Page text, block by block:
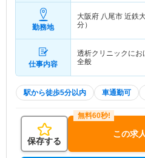
勤務地
大阪府 八尾市 近鉄
分）
仕事内容
透析クリニックに
全般
駅から徒歩5分以内 車通勤可
保存する
この求